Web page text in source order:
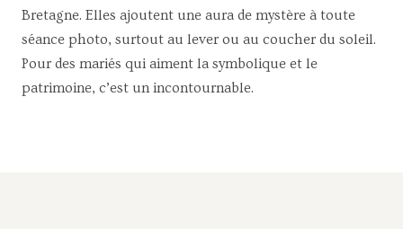
Bretagne. Elles ajoutent une aura de mystère à toute
séance photo, surtout au lever ou au coucher du soleil.
Pour des mariés qui aiment la symbolique et le
patrimoine, c’est un incontournable.